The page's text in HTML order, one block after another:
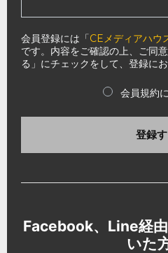
会員登録には「CEメディアハウ
です。内容をご確認の上、ご同
る」にチェックをして、登録にお
会員規約
登録
Facebook、Line経
いた